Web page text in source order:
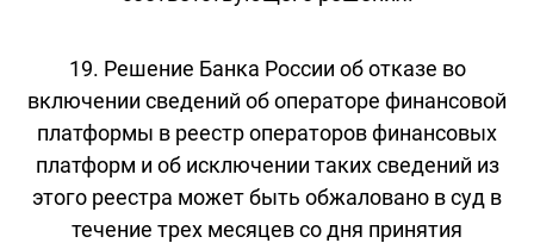
19. Решение Банка России об отказе во
включении сведений об операторе финансовой
платформы в реестр операторов финансовых
платформ и об исключении таких сведений из
этого реестра может быть обжаловано в суд в
течение трех месяцев со дня принятия